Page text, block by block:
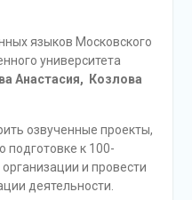
языков Московского
университета
Анастасия, Козлова
озвученные проекты,
подготовке к 100-
и провести
деятельности.